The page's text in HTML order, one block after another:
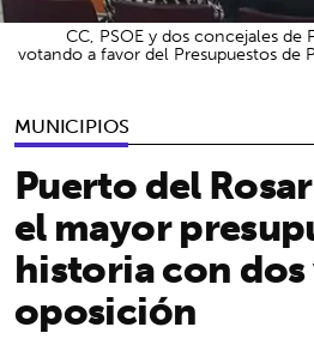
MUNICIPIOS
Puerto del
el mayor
historia con
oposición
CC, PSOE y dos concejales de
votando a favor del Presupuestos de